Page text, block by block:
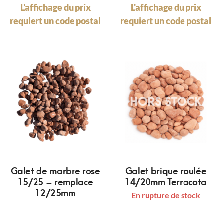
L'affichage du prix
requiert un code postal
L'affichage du prix
requiert un code postal
Galet de marbre rose
15/25 – remplace
12/25mm
Galet brique roulée
14/20mm Terracota
En rupture de stock